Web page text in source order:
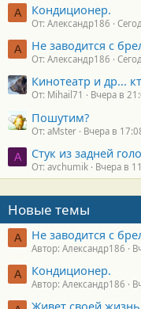
А Кондиционер.
От: Александр186
А Не заводится с
От: Александр186
Кинотеатр и др...
От: Mihail71 Вчера в
Пошутим?
От: aMster Вчера в
A Стук из задней
От: avchumik Вчера в
Новые темы
А Не заводится с
Автор: Александр186
А Кондиционер.
Автор: Александр186